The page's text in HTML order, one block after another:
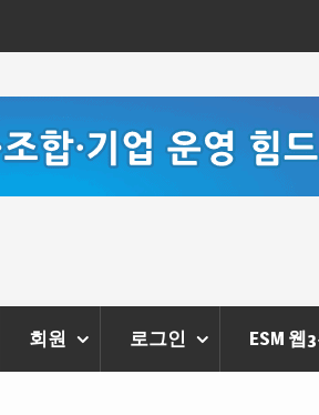
[정봉수 칼럼] 약정휴가
회원 로그인 ESM 웹